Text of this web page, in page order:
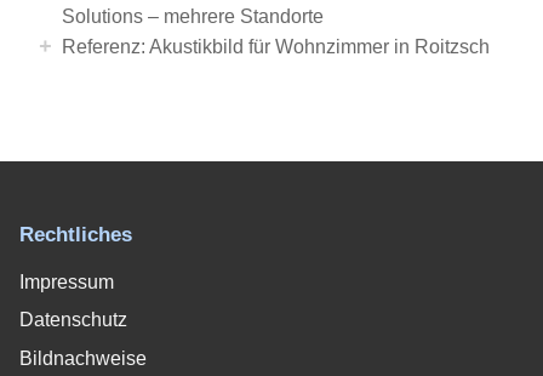
Solutions – mehrere Standorte
+ Referenz: Akustikbild für Wohnzimmer in Roitzsch
Rechtliches
Impressum
Datenschutz
Bildnachweise